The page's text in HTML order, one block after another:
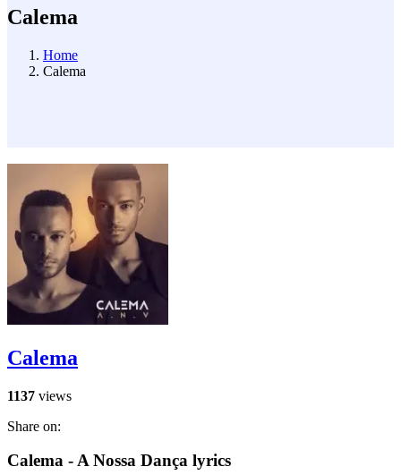
Calema
Home
Calema
Calema
1137 views
Share on:
Calema - A Nossa Dança lyrics